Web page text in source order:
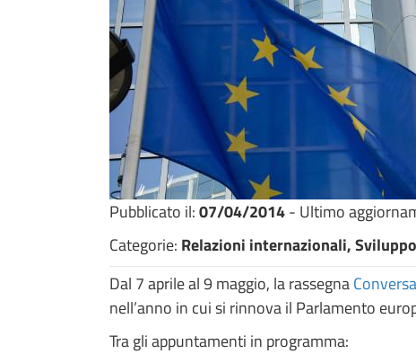
Pubblicato il:07/04/2014- Ultimo
Categorie: Relazioni internazionali,
Dal 7 aprile al 9 maggio, la rassegna
nell’anno in cui si rinnova il Parlamento
Tra gli appuntamenti in programma: